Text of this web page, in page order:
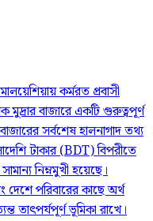
কর্মরত প্রবাসী
মুদ্রার বাজারে একটি গুরুত্বপূর্ণ
সর্বশেষ হালনাগাদ তথ্য
টাকার (BDT) বিপরীতে
নিম্নমুখী হয়েছে।
দেশে পরিবারের কাছে অর্থ
তাৎপর্যপূর্ণ ভূমিকা রাখে।